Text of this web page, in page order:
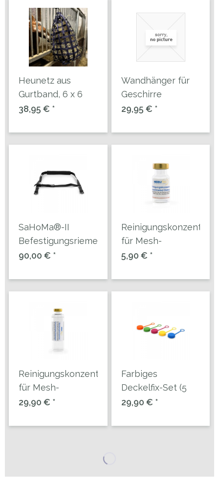
Heunetz aus
Gurtband, 6 x 6
cm Maschen
38,95 € *
Wandhänger für
Geschirre
29,95 € *
SaHoMa®-II
Befestigungsriemen
90,00 € *
Reinigungskonzentrat
für Mesh-
Verneblereinheiten
5,90 € *
Reinigungskonzentrat
für Mesh-
Verneblereinheiten
29,90 € *
Farbiges
Deckelfix-Set (5
Stück) für Mesh-
29,90 € *